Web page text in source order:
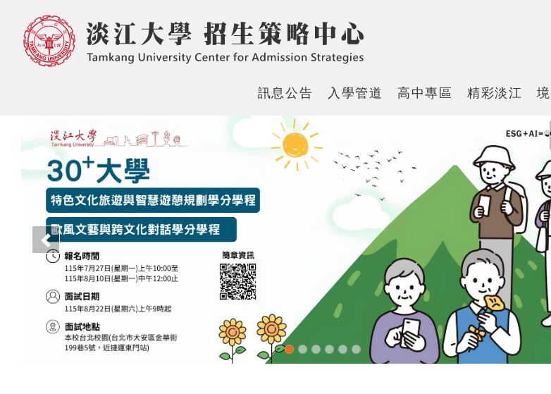
訊息公告 入學管道 高中專區 精彩淡江
上一頁